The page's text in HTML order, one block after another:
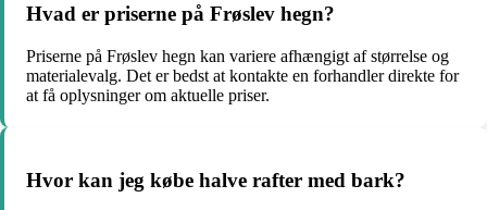
Hvad er priserne på Frøslev hegn?
Priserne på Frøslev hegn kan variere afhængigt af størrelse og
materialevalg. Det er bedst at kontakte en forhandler direkte for
at få oplysninger om aktuelle priser.
Hvor kan jeg købe halve rafter med bark?